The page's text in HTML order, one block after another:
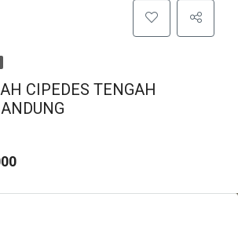
CIPEDES TENGAH